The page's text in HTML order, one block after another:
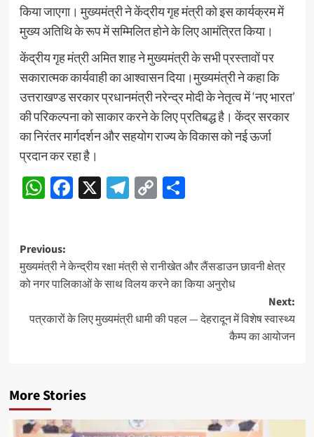
किया जाएगा। मुख्यमंत्री ने केंद्रीय गृह मंत्री को इस कार्यक्रम में
मुख्य अतिथि के रूप में सम्मिलित होने के लिए आमंत्रित किया।
केंद्रीय गृह मंत्री अमित शाह ने मुख्यमंत्री के सभी प्रस्तावों पर
सकारात्मक कार्यवाही का आश्वासन दिया।मुख्यमंत्री ने कहा कि
उत्तराखण्ड सरकार प्रधानमंत्री नरेन्द्र मोदी के नेतृत्व में ‘नए भारत’
की परिकल्पना को साकार करने के लिए प्रतिबद्ध है। केंद्र सरकार
का निरंतर मार्गदर्शन और सहयोग राज्य के विकास को नई ऊर्जा
प्रदान कर रहा है।
WhatsApp
Facebook
X Telegram
CopyShare
Post
navigation
Previous:
मुख्यमंत्री ने केन्द्रीय रक्षा मंत्री से रानीखेत और लैंसडाउन छावनी क्षेत्र
को नगर पालिकाओं के साथ विलय करने का किया अनुरोध
Next:
पत्रकारों के लिए मुख्यमंत्री धामी की पहल — देहरादून में विशेष स्वास्थ्य
कैम्प का आयोजन
More Stories